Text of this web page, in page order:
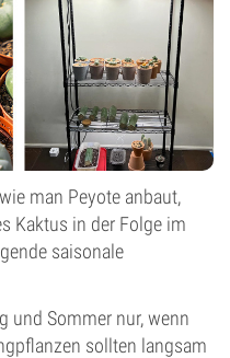
man Peyote anbaut,
Kaktus in der Folge im
saisonale
und Sommer nur, wenn
sollten langsam